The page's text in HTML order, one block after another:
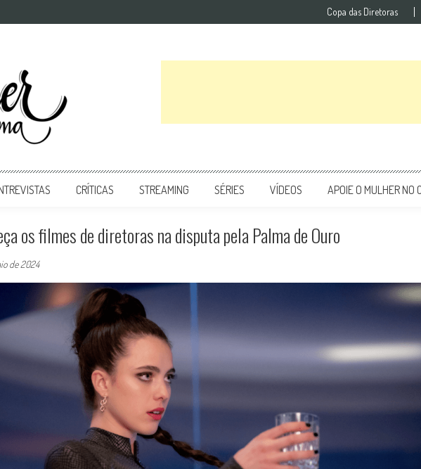
Copa das Diretoras
CRÍTICAS STREAMING SÉRIES VÍDEOS APOIE O MULHER NO
os filmes de diretoras na disputa pela Palma de Ouro
de 2024